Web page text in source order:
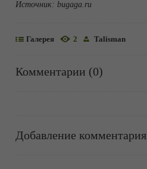
Источник: bugaga.ru
Галерея 2 Talisman
Комментарии (0)
Добавление комментария